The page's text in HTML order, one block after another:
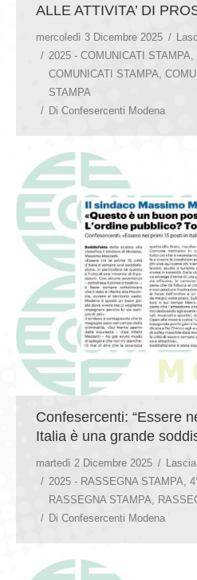
ALLE ATTIVITA’ DI
mercoledì 3 Dicembre 2025
2025 - COMUNICATI STAMPA
COMUNICATI STAMPA
STAMPA
Di Confesercenti Modena
Confesercenti: “Essere
Italia è una grande
martedì 2 Dicembre 2025
2025 - RASSEGNA STAMPA,
RASSEGNA STAMPA,
Di Confesercenti Modena